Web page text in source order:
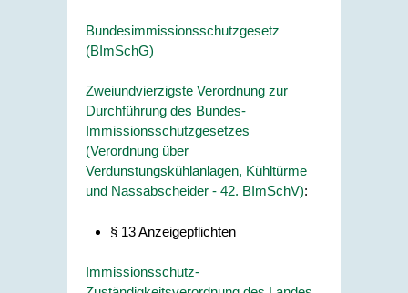
Bundesimmissionsschutzgesetz
(BImSchG)
Zweiundvierzigste Verordnung zur
Durchführung des Bundes-
Immissionsschutzgesetzes
(Verordnung über
Verdunstungskühlanlagen, Kühltürme
und Nassabscheider - 42. BImSchV):
§ 13 Anzeigepflichten
Immissionsschutz-